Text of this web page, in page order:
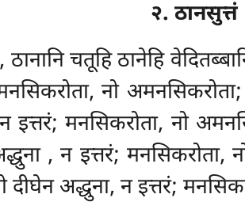
२. ठानसुत्तं
ठानानि चतूहि ठानेहि
नो
इत्तरं; मनसिकरोता, नो
, न इत्तरं; मनसिकरोता,
अद्धुना, न इत्तरं;